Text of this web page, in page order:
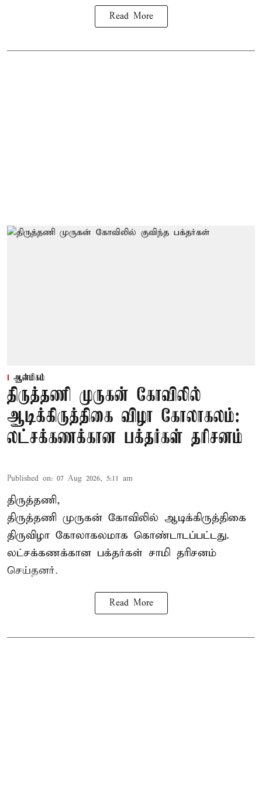
Read More
ஆன்மிகம்
திருத்தணி முருகன் கோவிலில்
ஆடிக்கிருத்திகை விழா கோலாகலம்:
லட்சக்கணக்கான பக்தர்கள் தரிசனம்
Published on: 07 Aug 2026, 5:11 am
திருத்தணி,
திருத்தணி முருகன் கோவிலில் ஆடிக்கிருத்திகை
திருவிழா கோலாகலமாக கொண்டாடப்பட்டது.
லட்சக்கணக்கான பக்தர்கள் சாமி தரிசனம்
செய்தனர்.
Read More